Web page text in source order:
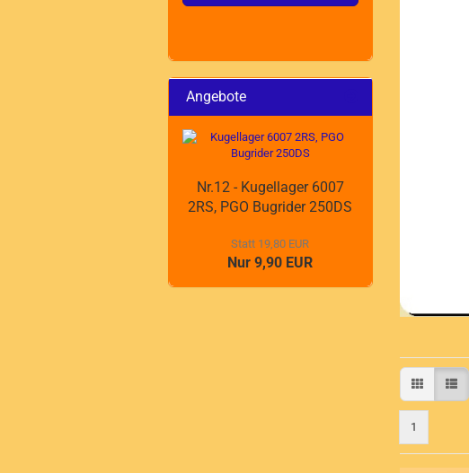
1
Angebote
Nr.12 - Kugellager 6007
2RS, PGO Bugrider 250DS
Statt 19,80 EUR
Nur 9,90 EUR